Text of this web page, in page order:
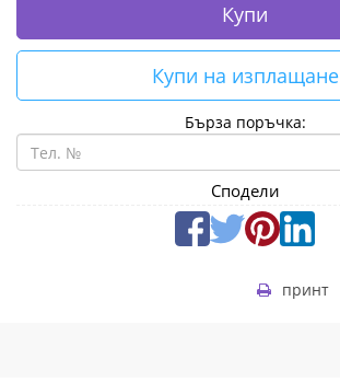
Купи
Купи на изплащане
Бърза поръчка:
Сподели
принт